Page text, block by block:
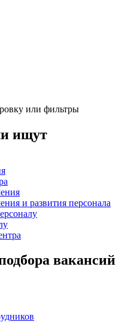
или фильтры
ищут
и развития персонала
вакансий